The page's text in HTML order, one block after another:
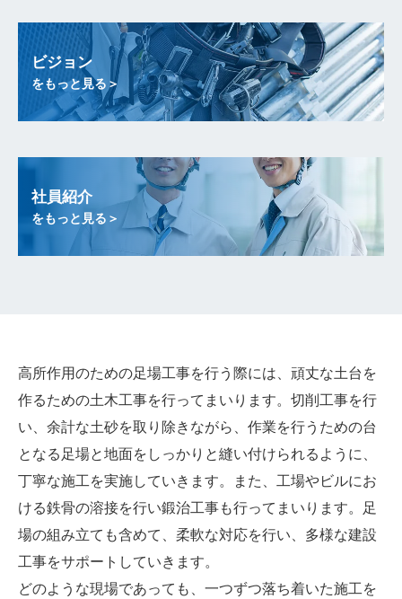
ビジョン
をもっと見る＞
社員紹介
をもっと見る＞
高所作用のための足場工事を行う際には、頑丈な土台を
作るための土木工事を行ってまいります。切削工事を行
い、余計な土砂を取り除きながら、作業を行うための台
となる足場と地面をしっかりと縫い付けられるように、
丁寧な施工を実施していきます。また、工場やビルにお
ける鉄骨の溶接を行い鍛治工事も行ってまいります。足
場の組み立ても含めて、柔軟な対応を行い、多様な建設
工事をサポートしていきます。
どのような現場であっても、一つずつ落ち着いた施工を